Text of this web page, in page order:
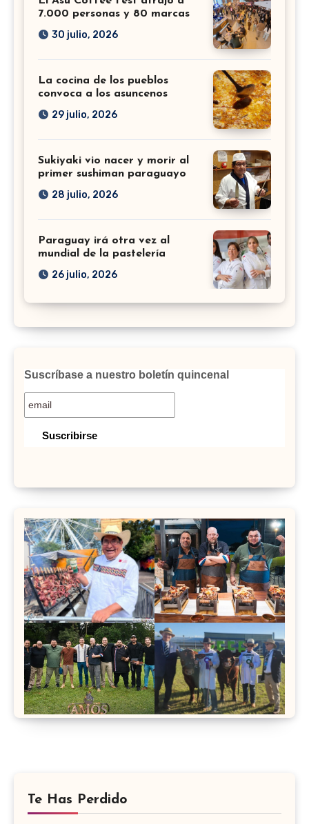
7.000 personas y 80 marcas
30 julio, 2026
La cocina de los pueblos
convoca a los asuncenos
29 julio, 2026
Sukiyaki vio nacer y morir al
primer sushiman paraguayo
28 julio, 2026
Paraguay irá otra vez al
mundial de la pastelería
26 julio, 2026
Suscríbase a nuestro boletín quincenal
Te Has Perdido